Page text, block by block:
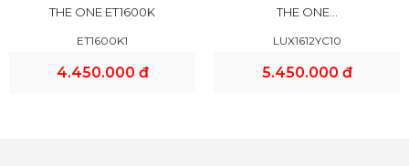
THE ONE ET1600K
ET1600K1
4.450.000 đ
THE ONE...
LUX1612YC10
5.450.000 đ